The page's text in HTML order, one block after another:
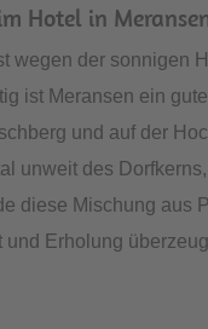
Hotel in
der sonnigen
ist Meransen ein
und auf der
unweit des
diese Mischung aus
Erholung